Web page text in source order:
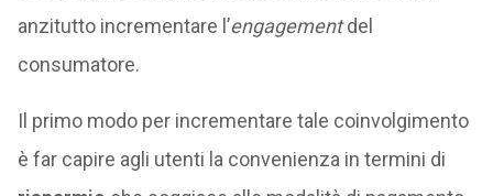
anzitutto incrementare l’engagementdel
consumatore.
Il primo modo per incrementare tale coinvolgimento
è far capire agli utenti la convenienza in termini di